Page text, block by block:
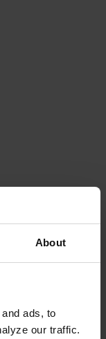
About
ads, to
our traffic.